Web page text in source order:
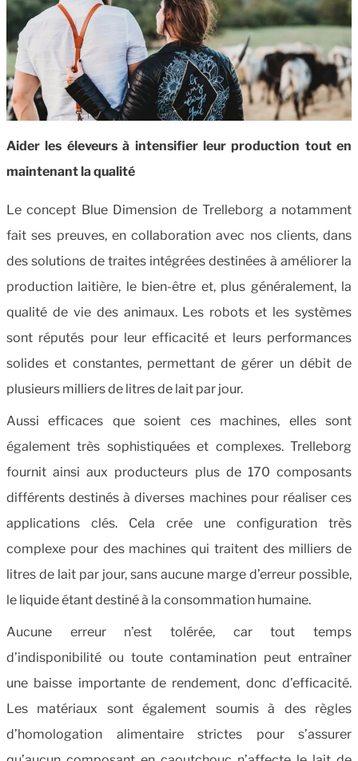
Aider les éleveurs à intensifier leur production tout en
maintenant la qualité
Le concept Blue Dimension de Trelleborg a notamment
fait ses preuves, en collaboration avec nos clients, dans
des solutions de traites intégrées destinées à améliorer la
production laitière, le bien-être et, plus généralement, la
qualité de vie des animaux. Les robots et les systèmes
sont réputés pour leur efficacité et leurs performances
solides et constantes, permettant de gérer un débit de
plusieurs milliers de litres de lait par jour.
Aussi efficaces que soient ces machines, elles sont
également très sophistiquées et complexes. Trelleborg
fournit ainsi aux producteurs plus de 170 composants
différents destinés à diverses machines pour réaliser ces
applications clés. Cela crée une configuration très
complexe pour des machines qui traitent des milliers de
litres de lait par jour, sans aucune marge d’erreur possible,
le liquide étant destiné à la consommation humaine.
Aucune erreur n’est tolérée, car tout temps
d’indisponibilité ou toute contamination peut entraîner
une baisse importante de rendement, donc d’efficacité.
Les matériaux sont également soumis à des règles
d’homologation alimentaire strictes pour s’assurer